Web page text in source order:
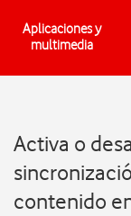
Aplicaciones y
multimedia
Activa o
contenido